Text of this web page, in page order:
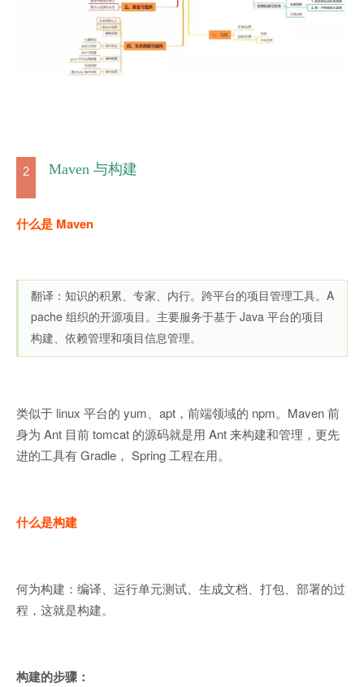
2 Maven 与构建
什么是 Maven
翻译：知识的积累、专家、内行。跨平台的项目管理工具。A
pache 组织的开源项目。主要服务于基于 Java 平台的项目
构建、依赖管理和项目信息管理。
类似于 linux 平台的 yum、apt，前端领域的 npm。Maven 前
身为 Ant 目前 tomcat 的源码就是用 Ant 来构建和管理，更先
进的工具有 Gradle， Spring 工程在用。
什么是构建
何为构建：编译、运行单元测试、生成文档、打包、部署的过
程，这就是构建。
构建的步骤：